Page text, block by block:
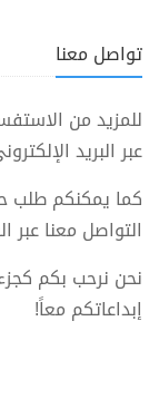
تواصل معنا
للمزيد من
عبر البريد
كما يمكنكم طلب
التواصل معنا عبر
نحن نرحب بكم
إبداعاتكم معاً!